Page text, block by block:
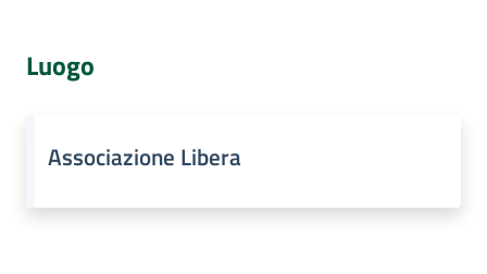
legislativa
Assemblea
Luogo
Associazione Libera